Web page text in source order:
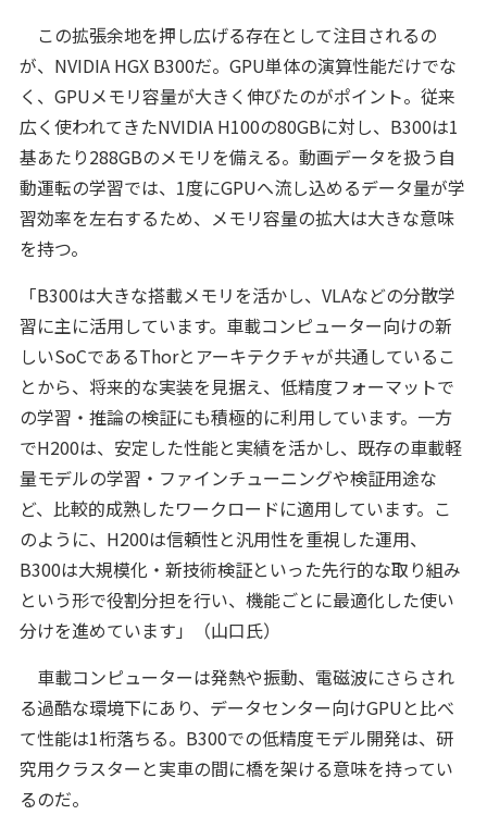
この拡張余地を押し広げる存在として注目されるの
が、NVIDIA HGX B300だ。GPU単体の演算性能だけでな
く、GPUメモリ容量が大きく伸びたのがポイント。従来
広く使われてきたNVIDIA H100の80GBに対し、B300は1
基あたり288GBのメモリを備える。動画データを扱う自
動運転の学習では、1度にGPUへ流し込めるデータ量が学
習効率を左右するため、メモリ容量の拡大は大きな意味
を持つ。
「B300は大きな搭載メモリを活かし、VLAなどの分散学
習に主に活用しています。車載コンピューター向けの新
しいSoCであるThorとアーキテクチャが共通しているこ
とから、将来的な実装を見据え、低精度フォーマットで
の学習・推論の検証にも積極的に利用しています。一方
でH200は、安定した性能と実績を活かし、既存の車載軽
量モデルの学習・ファインチューニングや検証用途な
ど、比較的成熟したワークロードに適用しています。こ
のように、H200は信頼性と汎用性を重視した運用、
B300は大規模化・新技術検証といった先行的な取り組み
という形で役割分担を行い、機能ごとに最適化した使い
分けを進めています」（山口氏）
車載コンピューターは発熱や振動、電磁波にさらされ
る過酷な環境下にあり、データセンター向けGPUと比べ
て性能は1桁落ちる。B300での低精度モデル開発は、研
究用クラスターと実車の間に橋を架ける意味を持ってい
るのだ。